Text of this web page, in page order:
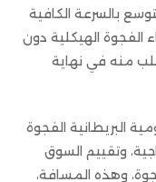
بالسرعة الكافية
الفجوة الهيكلية دون
منه في نهاية
البريطانية الفجوة
وتقييم السوق
وهذه المسافة،